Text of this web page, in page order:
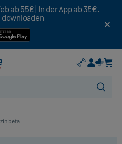
ab 55€ | In der App ab 35€.
beta